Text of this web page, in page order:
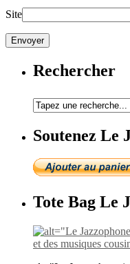
Site
Rechercher
Soutenez Le
Tote Bag Le